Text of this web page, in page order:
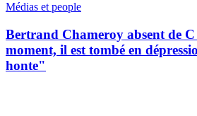
Médias et people
Bertrand Chameroy absent de
moment, il est tombé en
honte"